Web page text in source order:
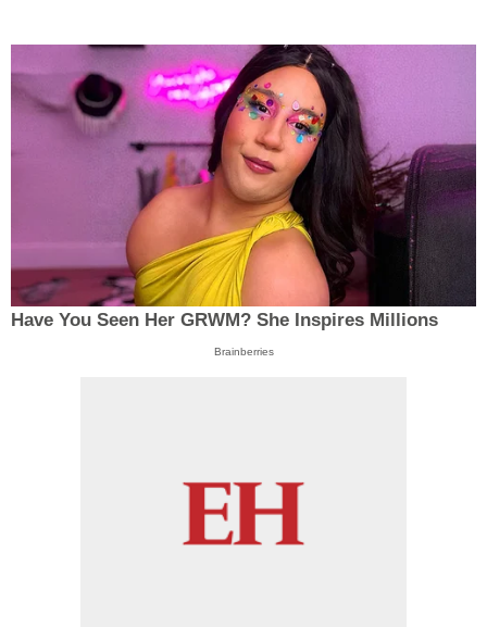
Have You Seen Her GRWM? She Inspires Millions
Brainberries